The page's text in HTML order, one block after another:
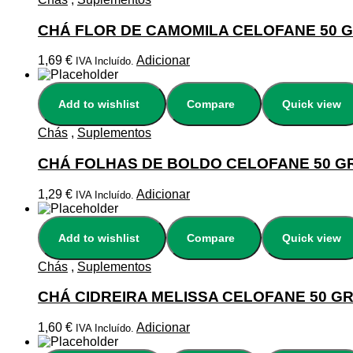
CHÁ FLOR DE CAMOMILA CELOFANE 50
1,69 € IVA Incluído. Adicionar
Add to wishlist Compare Quick view
Chás , Suplementos
CHÁ FOLHAS DE BOLDO CELOFANE 50
1,29 € IVA Incluído. Adicionar
Add to wishlist Compare Quick view
Chás , Suplementos
CHÁ CIDREIRA MELISSA CELOFANE 50
1,60 € IVA Incluído. Adicionar